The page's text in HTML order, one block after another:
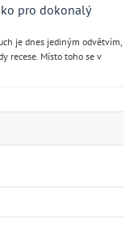
pro dokonalý
je dnes jediným odvětvím,
recese. Místo toho se v